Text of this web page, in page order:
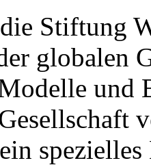
Stiftung
globalen
und